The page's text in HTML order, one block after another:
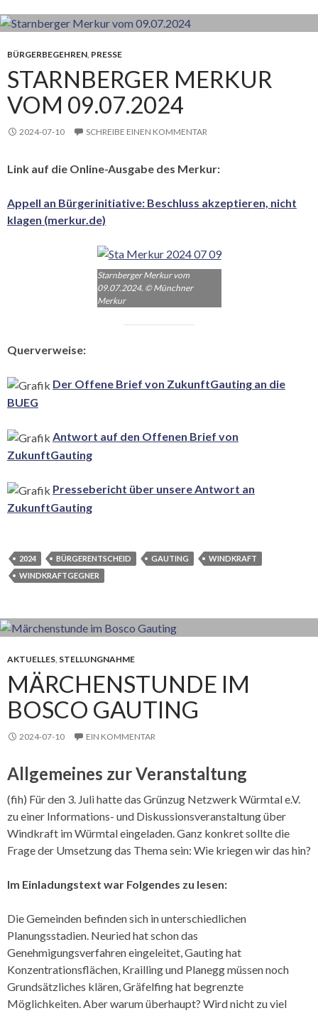
BÜRGERBEGEHREN, PRESSE
STARNBERGER MERKUR
VOM 09.07.2024
2024-07-10 SCHREIBE EINEN KOMMENTAR
Link auf die Online-Ausgabe des Merkur:
Appell an Bürgerinitiative: Beschluss akzeptieren, nicht
klagen (merkur.de)
Starnberger Merkur vom
09.07.2024. © Münchner
Merkur
Querverweise:
Der Offene Brief von ZukunftGauting an die
BUEG
Antwort auf den Offenen Brief von
ZukunftGauting
Pressebericht über unsere Antwort an
ZukunftGauting
2024 BÜRGERENTSCHEID GAUTING
WINDKRAFT
WINDKRAFTGEGNER
AKTUELLES, STELLUNGNAHME
MÄRCHENSTUNDE IM
BOSCO GAUTING
2024-07-10 EIN KOMMENTAR
Allgemeines zur Veranstaltung
(fih) Für den 3. Juli hatte das Grünzug Netzwerk Würmtal e.V.
zu einer Informations- und Diskussionsveranstaltung über
Windkraft im Würmtal eingeladen. Ganz konkret sollte die
Frage der Umsetzung das Thema sein: Wie kriegen wir das hin?
Im Einladungstext war Folgendes zu lesen:
Die Gemeinden befinden sich in unterschiedlichen
Planungsstadien. Neuried hat schon das
Genehmigungsverfahren eingeleitet, Gauting hat
Konzentrationsflächen, Krailling und Planegg müssen noch
Grundsätzliches klären, Gräfelfing hat begrenzte
Möglichkeiten. Aber warum überhaupt? Wird nicht zu viel